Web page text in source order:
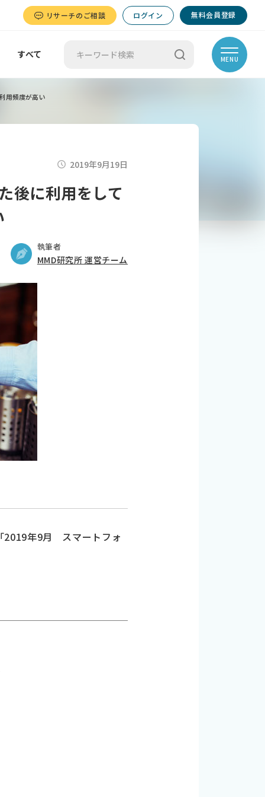
リサーチのご相談 ログイン 無料会員登録
すべて MENU
用頻度が高い
2019年9月19日
後に利用をして
執筆者
MMD研究所 運営チーム
2019年9月 スマートフォ